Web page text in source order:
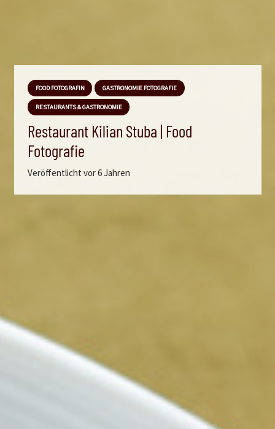
FOOD FOTOGRAFIN GASTRONOMIE FOTOGRAFIE
RESTAURANTS & GASTRONOMIE
Restaurant Kilian Stuba | Food
Fotografie
Veröffentlicht vor 6 Jahren